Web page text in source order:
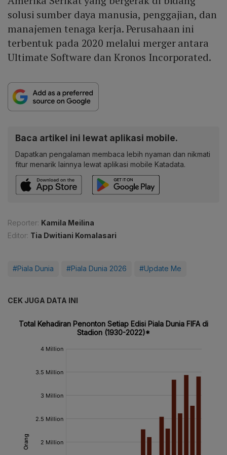
solusi sumber daya manusia, penggajian, dan
manajemen tenaga kerja. Perusahaan ini
terbentuk pada 2020 melalui merger antara
Ultimate Software dan Kronos Incorporated.
Baca artikel ini lewat aplikasi mobile.
Dapatkan pengalaman membaca lebih nyaman dan nikmati
fitur menarik lainnya lewat aplikasi mobile Katadata.
Reporter: Kamila Meilina
Editor: Tia Dwitiani Komalasari
#Piala Dunia #Piala Dunia 2026 #Update Me
CEK JUGA DATA INI